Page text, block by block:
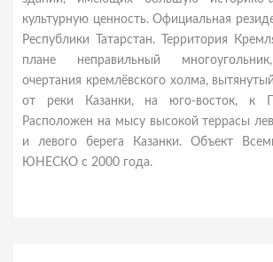
культурную ценность. Официальная
Республики Татарстан. Территория
плане неправильный
очертания кремлёвского холма,
от реки Казанки, на юго-восток, к
Расположен на мысу высокой террасы
и левого берега Казанки. Объект
ЮНЕСКО с 2000 года.